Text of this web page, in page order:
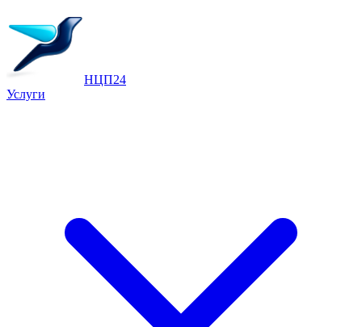
НЦП24
Услуги